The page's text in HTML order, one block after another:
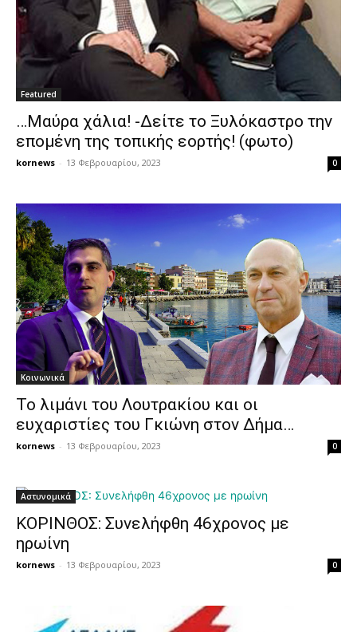
Featured
…Μαύρα χάλια! -Δείτε το Ξυλόκαστρο την
επομένη της τοπικής εορτής! (φωτο)
kornews - 13 Φεβρουαρίου, 2023 0
Κοινωνικά
Το λιμάνι του Λουτρακίου και οι
ευχαριστίες του Γκιώνη στον Δήμα…
kornews - 13 Φεβρουαρίου, 2023 0
Αστυνομικά
ΚΟΡΙΝΘΟΣ: Συνελήφθη 46χρονος με
ηρωίνη
kornews - 13 Φεβρουαρίου, 2023 0